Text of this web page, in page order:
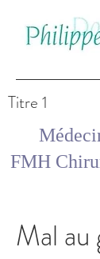
Titre 1
FMH
Mal au